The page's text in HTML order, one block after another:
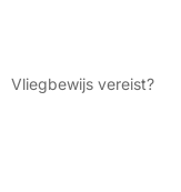
Vliegbewijs vereist?